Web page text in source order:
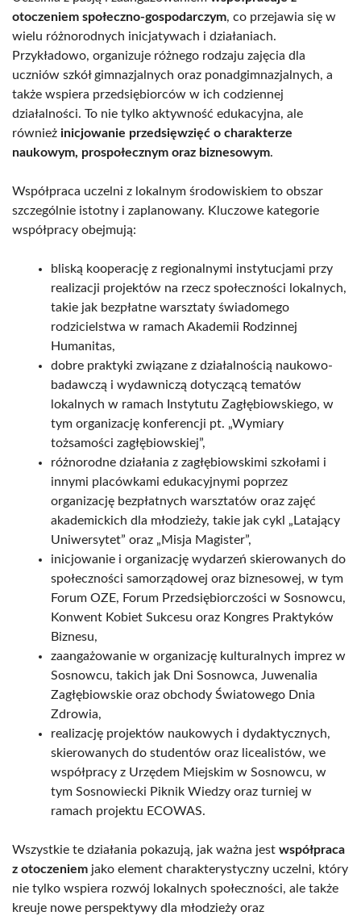
otoczeniem społeczno-gospodarczym, co przejawia się w
wielu różnorodnych inicjatywach i działaniach.
Przykładowo, organizuje różnego rodzaju zajęcia dla
uczniów szkół gimnazjalnych oraz ponadgimnazjalnych, a
także wspiera przedsiębiorców w ich codziennej
działalności. To nie tylko aktywność edukacyjna, ale
również inicjowanie przedsięwzięć o charakterze
naukowym, prospołecznym oraz biznesowym.
Współpraca uczelni z lokalnym środowiskiem to obszar
szczególnie istotny i zaplanowany. Kluczowe kategorie
współpracy obejmują:
bliską kooperację z regionalnymi instytucjami przy
realizacji projektów na rzecz społeczności lokalnych,
takie jak bezpłatne warsztaty świadomego
rodzicielstwa w ramach Akademii Rodzinnej
Humanitas,
dobre praktyki związane z działalnością naukowo-
badawczą i wydawniczą dotyczącą tematów
lokalnych w ramach Instytutu Zagłębiowskiego, w
tym organizację konferencji pt. „Wymiary
tożsamości zagłębiowskiej”,
różnorodne działania z zagłębiowskimi szkołami i
innymi placówkami edukacyjnymi poprzez
organizację bezpłatnych warsztatów oraz zajęć
akademickich dla młodzieży, takie jak cykl „Latający
Uniwersytet” oraz „Misja Magister”,
inicjowanie i organizację wydarzeń skierowanych do
społeczności samorządowej oraz biznesowej, w tym
Forum OZE, Forum Przedsiębiorczości w Sosnowcu,
Konwent Kobiet Sukcesu oraz Kongres Praktyków
Biznesu,
zaangażowanie w organizację kulturalnych imprez w
Sosnowcu, takich jak Dni Sosnowca, Juwenalia
Zagłębiowskie oraz obchody Światowego Dnia
Zdrowia,
realizację projektów naukowych i dydaktycznych,
skierowanych do studentów oraz licealistów, we
współpracy z Urzędem Miejskim w Sosnowcu, w
tym Sosnowiecki Piknik Wiedzy oraz turniej w
ramach projektu ECOWAS.
Wszystkie te działania pokazują, jak ważna jest współpraca
z otoczeniem jako element charakterystyczny uczelni, który
nie tylko wspiera rozwój lokalnych społeczności, ale także
kreuje nowe perspektywy dla młodzieży oraz